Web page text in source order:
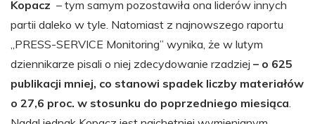
Kopacz – tym samym pozostawiła ona liderów innych
partii daleko w tyle. Natomiast z najnowszego raportu
„PRESS-SERVICE Monitoring” wynika, że w lutym
dziennikarze pisali o niej zdecydowanie rzadziej – o 625
publikacji mniej, co stanowi spadek liczby materiałów
o 27,6 proc. w stosunku do poprzedniego miesiąca.